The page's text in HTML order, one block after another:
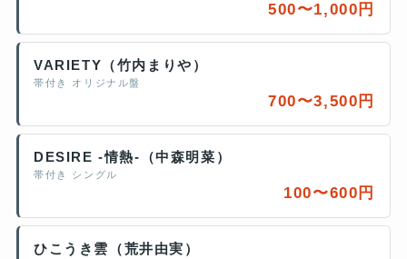
500〜1,000円
VARIETY（竹内まりや）
帯付き オリジナル盤
700〜3,500円
DESIRE -情熱-（中森明菜）
帯付き シングル
100〜600円
ひこうき雲（荒井由実）